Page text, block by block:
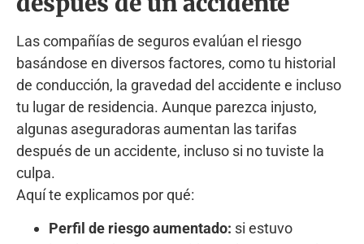
Las compañías de seguros evalúan el riesgo
basándose en diversos factores, como tu historial
de conducción, la gravedad del accidente e incluso
tu lugar de residencia. Aunque parezca injusto,
algunas aseguradoras aumentan las tarifas
después de un accidente, incluso si no tuviste la
culpa.
Aquí te explicamos por qué:
Perfil de riesgo aumentado: si estuvo